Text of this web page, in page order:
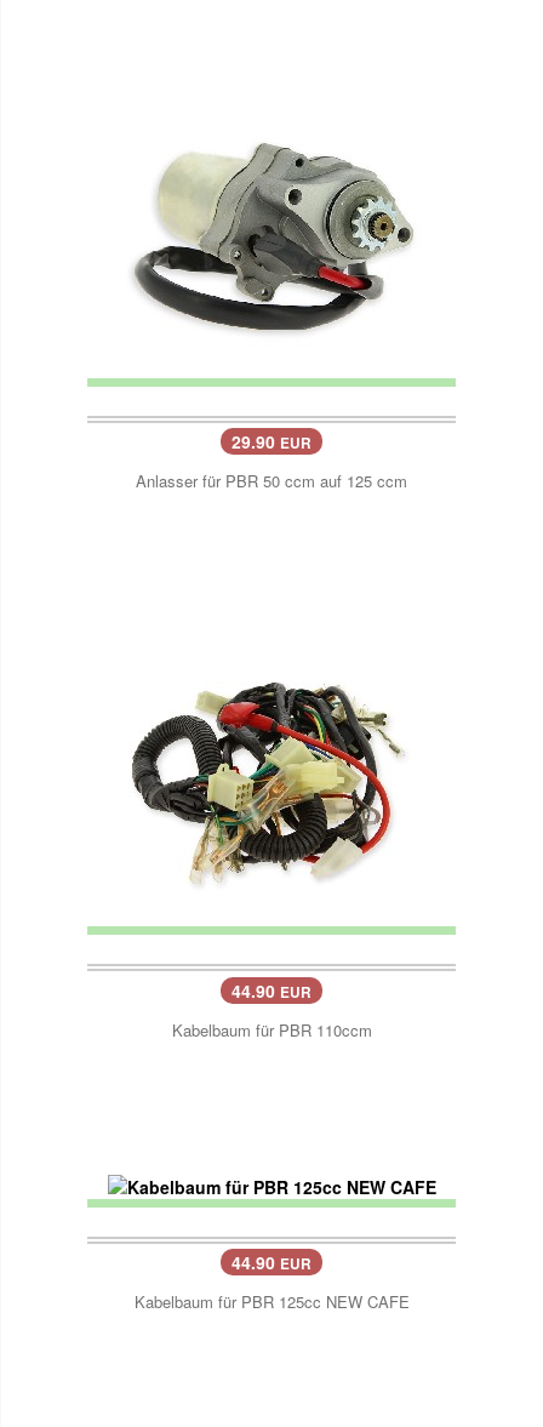
29.90 EUR
Anlasser für PBR 50 ccm auf 125 ccm
44.90 EUR
Kabelbaum für PBR 110ccm
44.90 EUR
Kabelbaum für PBR 125cc NEW CAFE